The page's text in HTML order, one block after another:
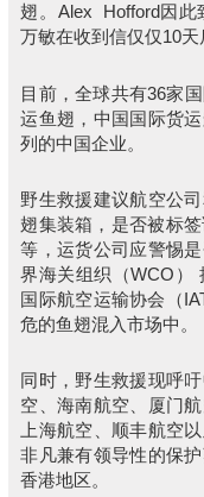
翅。Alex Hofford因此
万敏在收到信仅仅10天
目前，全球共有36家
运鱼翅，中国国际货
列的中国企业。
野生救援建议航空公
翅集装箱，是否被标签
等，运货公司应警惕
界海关组织（WCO）
国际航空运输协会（
危的鱼翅混入市场中。
同时，野生救援现呼
空、海南航空、厦门
上海航空、顺丰航空
非凡兼有领导性的保
香港地区。